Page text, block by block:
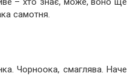
самотня.
Чорноока, смаглява. Наче